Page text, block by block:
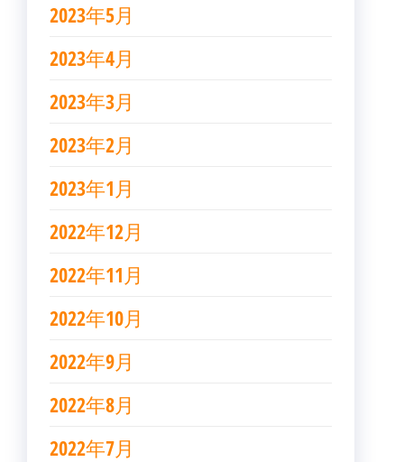
2023年5月
2023年4月
2023年3月
2023年2月
2023年1月
2022年12月
2022年11月
2022年10月
2022年9月
2022年8月
2022年7月